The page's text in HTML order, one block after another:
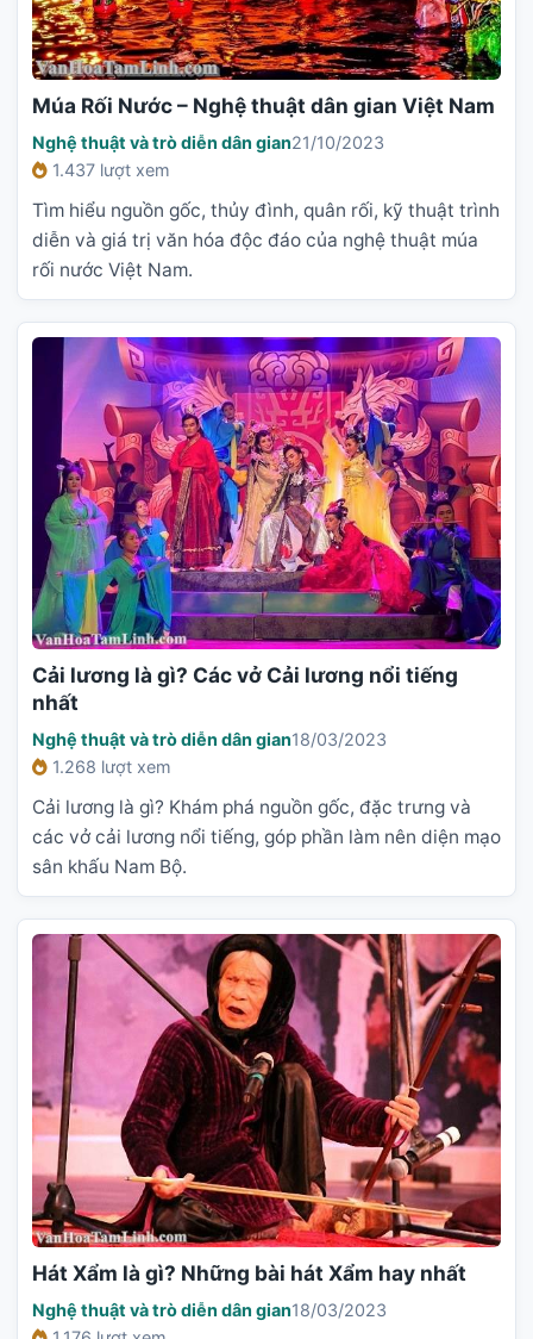
Múa Rối Nước – Nghệ thuật dân gian Việt Nam
Nghệ thuật và trò diễn dân gian21/10/2023
1.437 lượt xem
Tìm hiểu nguồn gốc, thủy đình, quân rối, kỹ thuật trình
diễn và giá trị văn hóa độc đáo của nghệ thuật múa
rối nước Việt Nam.
Cải lương là gì? Các vở Cải lương nổi tiếng
nhất
Nghệ thuật và trò diễn dân gian18/03/2023
1.268 lượt xem
Cải lương là gì? Khám phá nguồn gốc, đặc trưng và
các vở cải lương nổi tiếng, góp phần làm nên diện mạo
sân khấu Nam Bộ.
Hát Xẩm là gì? Những bài hát Xẩm hay nhất
Nghệ thuật và trò diễn dân gian18/03/2023